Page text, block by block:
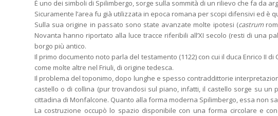
È uno dei simboli di Spilimbergo, sorge sulla sommità di un rilievo che fa da
Sicuramente l’area fu già utilizzata in epoca romana per scopi difensivi ed
Sulla sua origine in passato sono state avanzate molte ipotesi (castrum
Novanta hanno riportato alla luce tracce riferibili all’XI secolo (resti di una
borgo più antico.
Il primo documento noto parla del testamento (1122) con cui il duca Enrico II
come molte altre nel Friuli, di origine tedesca.
Il problema del toponimo, dopo lunghe e spesso contraddittorie
castello o di collina (pur trovandosi sul piano, infatti, il castello sorge su un
cittadina di Monfalcone. Quanto alla forma moderna Spilimbergo, essa non
La costruzione occupò lo spazio disponibile con una forma circolare e